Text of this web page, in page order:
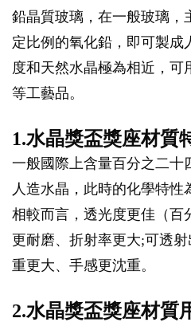
鉛晶質玻璃，在一般玻璃，
定比例的氧化鉛，即可製成
度和天然水晶極為相近，可
等工藝品。
1.水晶獎盃獎座材質
一般國際上含量百分之二十
人造水晶，此時的化學特
相較而言，透光度更佳（百
更耐磨、折射率更大;可透
重更大、手感更沈重。
2.水晶獎盃獎座材質